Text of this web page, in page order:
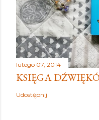
lutego 07, 2014
KSIĘGA
Udostępnij